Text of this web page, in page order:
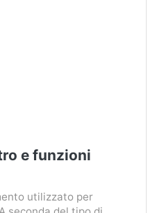
e funzioni
utilizzato per